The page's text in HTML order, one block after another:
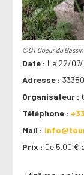
©OT Coeur du Bassin
Date
Le 22/07/
Adresse
Organisateur
Téléphone
Mail
Prix
De 5.00 €